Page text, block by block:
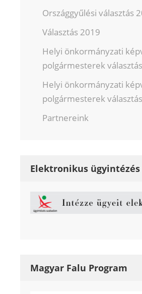
Országgyűlési választás
Választás 2019
Helyi önkormányzati
polgármesterek
Helyi önkormányzati
polgármesterek
Partnereink
Elektronikus ügyintézés
Magyar Falu Program